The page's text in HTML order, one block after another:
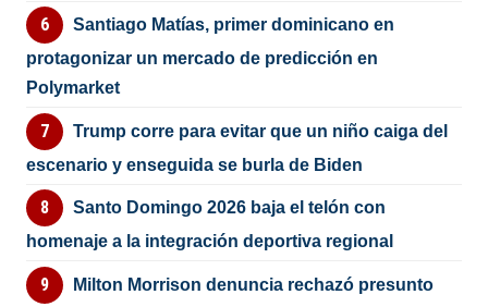
Santiago Matías, primer dominicano en
protagonizar un mercado de predicción en
Polymarket
Trump corre para evitar que un niño caiga del
escenario y enseguida se burla de Biden
Santo Domingo 2026 baja el telón con
homenaje a la integración deportiva regional
Milton Morrison denuncia rechazó presunto